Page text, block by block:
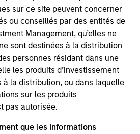
sur ce site peuvent concerner
ou conseillés par des entités de
Management, qu’elles ne
sont destinées à la distribution
personnes résidant dans une
les produits d’investissement
à la distribution, ou dans laquelle
sur les produits
pas autorisée.
que les informations
Team constructs active
U.S. companies
core and growth equity
a dedicated strategy
paying companies,
bottom-up analysis and a
Each stock that
into the portfolios is
context of risk versus
reward.